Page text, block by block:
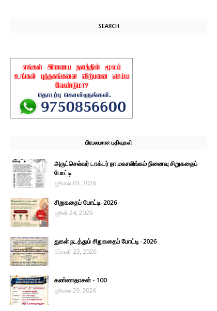
SEARCH
பிரபலமான பதிவுகள்
அருட்செல்வர் டாக்டர் நா.மகாலிங்கம் நினைவு சிறுகதைப்
போட்டி
ஜூலை 03, 2026
சிறுகதைப் போட்டி-2026
ஜூன் 24, 2026
துகள் நடத்தும் சிறுகதைப் போட்டி -2026
பிப்ரவரி 23, 2026
கண்ணதாசன் - 100
ஜூலை 29, 2026